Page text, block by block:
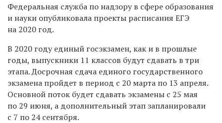
Федеральная служба по надзору в сфере образования
и науки опубликовала проекты расписания ЕГЭ
на 2020 год.
В 2020 году единый госэкзамен, как и в прошлые
годы, выпускники 11 классов будут сдавать в три
этапа. Досрочная сдача единого государственного
экзамена пройдет в период с 20 марта по 13 апреля.
Основной поток будет сдавать экзамены с 25 мая
по 29 июня, а дополнительный этап запланировали
с 7 по 24 сентября.